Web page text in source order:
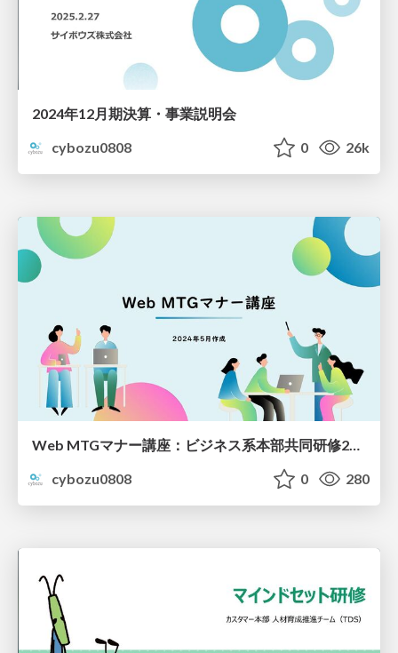
2024年12月期決算・事業説明会
cybozu0808
0 26k
Web MTGマナー講座：ビジネス系本部共同研修2024
cybozu0808
0 280